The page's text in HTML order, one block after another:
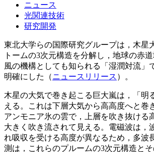
ニュース
光関連技術
研究開発
東北大学らの国際研究グループは，木星
トームの3次元構造を分解し，地球の赤
風の機構としても知られる「湿潤対流」
明確にした（ニュースリリース ）。
木星の大気で巻き起こる巨大嵐は，「明
える。これは下層大気から高高度へと巻
アンモニア氷の雲で，上層を吹き抜ける
大きく吹き流されて見える。電磁波は，
れ吸収を受ける高度が異なるため，多波
測は，これらのプルームの3次元構造と